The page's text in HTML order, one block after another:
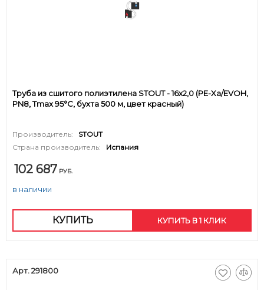
Труба из сшитого полиэтилена STOUT - 16x2,0 (PE-Xa/EVOH,
PN8, Tmax 95°C, бухта 500 м, цвет красный)
Производитель:
STOUT
Страна производитель:
Испания
102 687 РУБ.
в наличии
КУПИТЬ КУПИТЬ В 1 КЛИК
Арт. 291800